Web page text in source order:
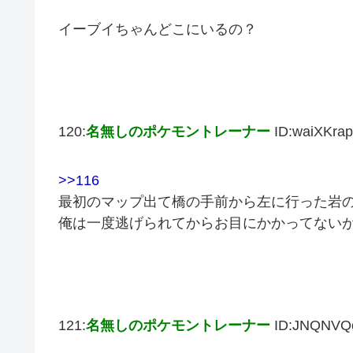
イーブイちゃんどこにいるの？
120:名無しのポケモントレーナー
>>116
最初のマップ出て橋の手前から左に行った岩
俺は一度逃げられてからお目にかかってない
121:名無しのポケモントレーナー